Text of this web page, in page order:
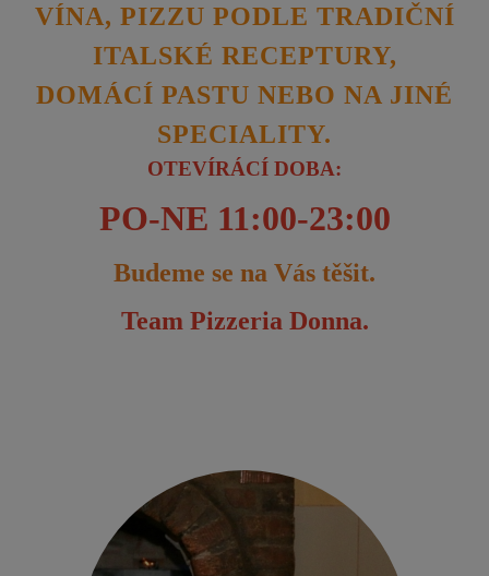
VÍNA, PIZZU PODLE TRADIČNÍ
ITALSKÉ RECEPTURY,
DOMÁCÍ PASTU NEBO NA JINÉ
SPECIALITY.
OTEVÍRÁCÍ DOBA:
PO-NE 11:00-23:00
Budeme se na Vás těšit.
Team Pizzeria Donna.